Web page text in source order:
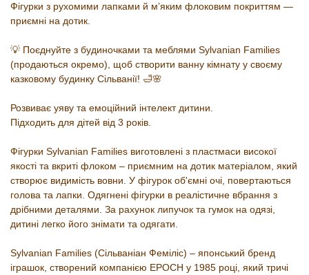
Фігурки з рухомими лапками й м’яким флоковим покриттям —
приємні на дотик.
💡 Поєднуйте з будиночками та меблями Sylvanian Families
(продаються окремо), щоб створити ванну кімнату у своєму
казковому будинку Сільванії! 🛁🌸
Розвиває уяву та емоційний інтелект дитини.
Підходить для дітей від 3 років.
Фігурки Sylvanian Families виготовлені з пластмаси високої
якості та вкриті флоком – приємним на дотик матеріалом, який
створює видимість вовни. У фігурок об'ємні очі, повертаються
голова та лапки. Одягнені фігурки в реалістичне вбрання з
дрібними деталями. За рахунок липучок та гумок на одязі,
дитині легко його знімати та одягати.
Sylvanian Families (Сільваніан Феміліс) – японський бренд
іграшок, створений компанією EPOCH у 1985 році, який тричі